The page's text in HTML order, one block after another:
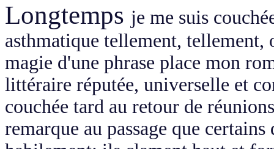
Longtemps je me suis
asthmatique tellement,
magie d'une phrase place mon
littéraire réputée, universelle et
couchée tard au retour de
remarque au passage que